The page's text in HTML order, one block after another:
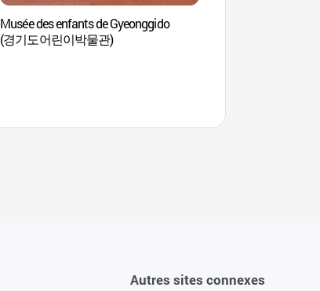
Musée des enfants de Gyeonggido
(경기도어린이박물관)
Autres sites connexes